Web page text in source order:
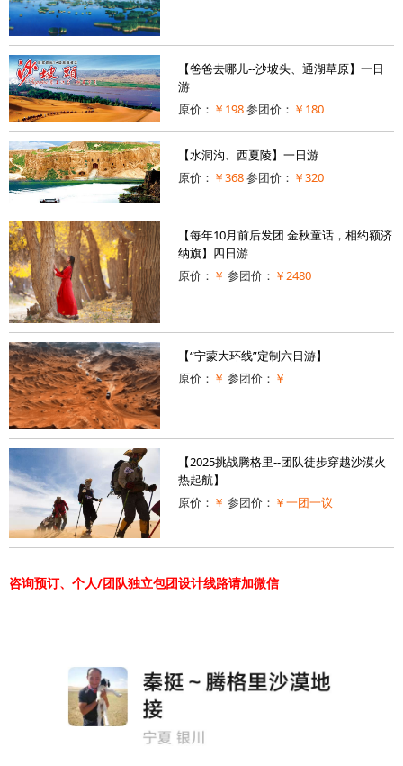
【爸爸去哪儿--沙坡头、通湖草原】一日
游
原价： ￥198参团价： ￥180
【水洞沟、西夏陵】一日游
原价： ￥368参团价： ￥320
【每年10月前后发团 金秋童话，相约额济
纳旗】四日游
原价： ￥ 参团价： ￥2480
【“宁蒙大环线”定制六日游】
原价： ￥ 参团价： ￥
【2025挑战腾格里--团队徒步穿越沙漠火
热起航】
原价： ￥ 参团价： ￥一团一议
咨询预订、个人/团队独立包团设计线路请加微信